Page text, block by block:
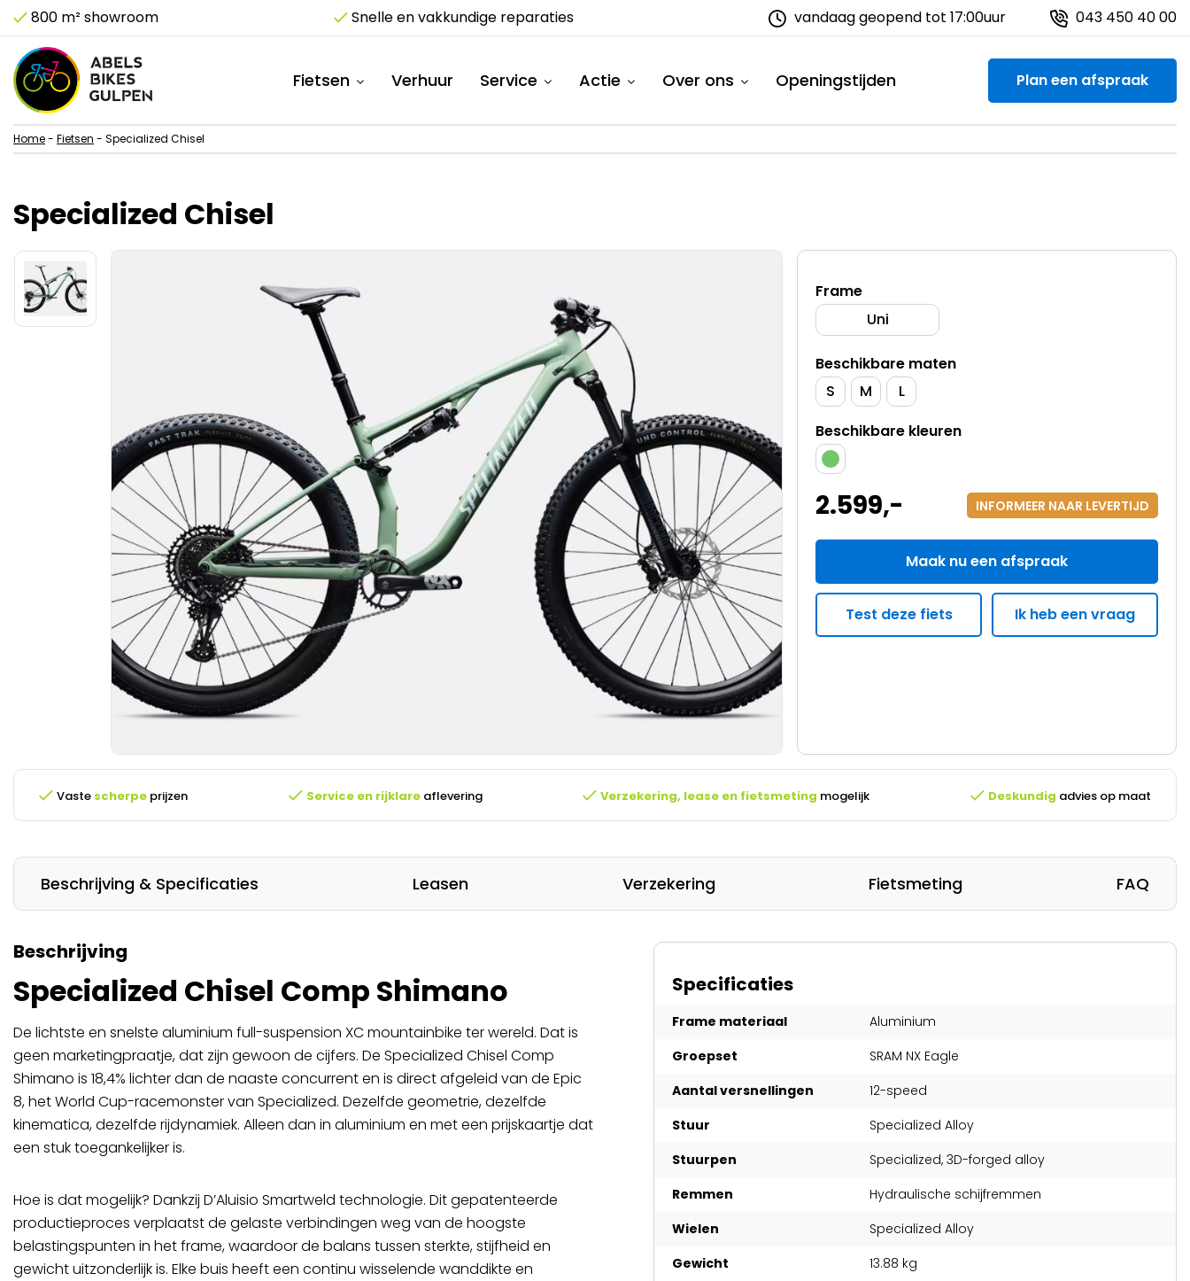
Snelle en vakkundige reparaties Ruim assortiment fietsen 800 m² showroom Snelle en vakkundige
vandaag geopend tot 17:00uur 043 450 40 00
Fietsen Verhuur Service Actie Over ons Openingstijden Plan een afspraak
Home- Fietsen - Specialized Chisel
Specialized Chisel
Frame
Uni
Beschikbare maten
S
M
L
Beschikbare kleuren
2.599,- INFORMEER NAAR LEVERTIJD
Maak nu een afspraak
Test deze fiets Ik heb een vraag
Vaste scherpe prijzen Service en rijklareaflevering Verzekering, lease en fietsmeting mogelijk Deskundig advies op maat
Beschrijving & Specificaties Leasen Verzekering Fietsmeting FAQ
Beschrijving
Specialized Chisel Comp Shimano
De lichtste en snelste aluminium full-suspension XC mountainbike ter wereld. Dat is
geen marketingpraatje, dat zijn gewoon de cijfers. De Specialized Chisel Comp
Shimano is 18,4% lichter dan de naaste concurrent en is direct afgeleid van de Epic
8, het World Cup-racemonster van Specialized. Dezelfde geometrie, dezelfde
kinematica, dezelfde rijdynamiek. Alleen dan in aluminium en met een prijskaartje dat
een stuk toegankelijker is.
Hoe is dat mogelijk? Dankzij D’Aluisio Smartweld technologie. Dit gepatenteerde
productieproces verplaatst de gelaste verbindingen weg van de hoogste
belastingspunten in het frame, waardoor de balans tussen sterkte, stijfheid en
gewicht uitzonderlijk is. Elke buis heeft een continu wisselende wanddikte en
Specificaties
Frame materiaal
Aluminium
Groepset
SRAM NX Eagle
Aantal versnellingen
12-speed
Stuur
Specialized Alloy
Stuurpen
Specialized, 3D-forged alloy
Remmen
Hydraulische schijfremmen
Wielen
Specialized Alloy
Gewicht
13.88 kg